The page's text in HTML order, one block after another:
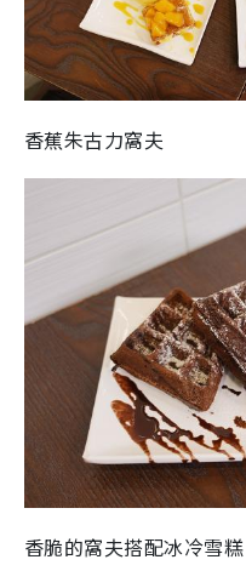
香蕉朱古力窩夫
香脆的窩夫搭配冰冷雪